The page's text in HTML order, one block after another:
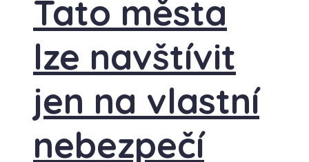
Tato města
lze navštívit
jen na vlastní
nebezpečí